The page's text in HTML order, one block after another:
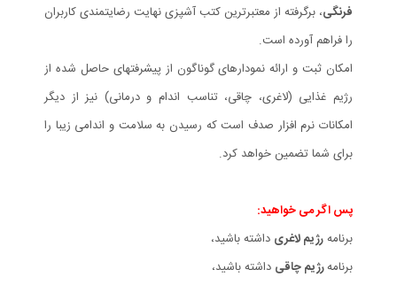
فرنگی، برگرفته از معتبرترین کتب آشپزی نهایت رضایتمندی کاربران
را فراهم آورده است.
امکان ثبت و ارائه نمودارهای گوناگون از پیشرفتهای حاصل شده از
رژیم غذایی (لاغری، چاقی، تناسب اندام و درمانی) نیز از دیگر
امکانات نرم افزار صدف است که رسیدن به سلامت و اندامی زیبا را
برای شما تضمین خواهد کرد.
پس اگر می خواهید:
برنامهرژیم لاغری داشته باشید،
برنامهرژیم چاقی داشته باشید،